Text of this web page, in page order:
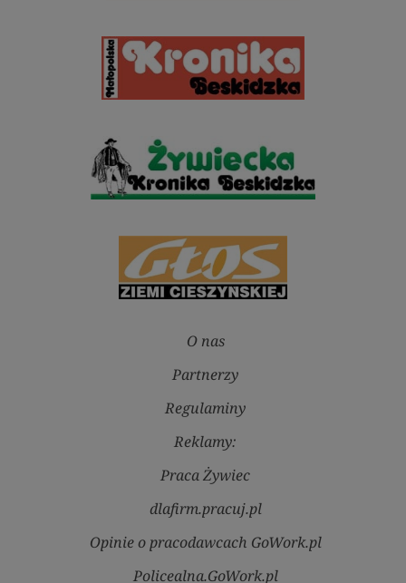
O nas
Partnerzy
Regulaminy
Reklamy:
Praca Żywiec
dlafirm.pracuj.pl
Opinie o pracodawcach GoWork.pl
Policealna.GoWork.pl